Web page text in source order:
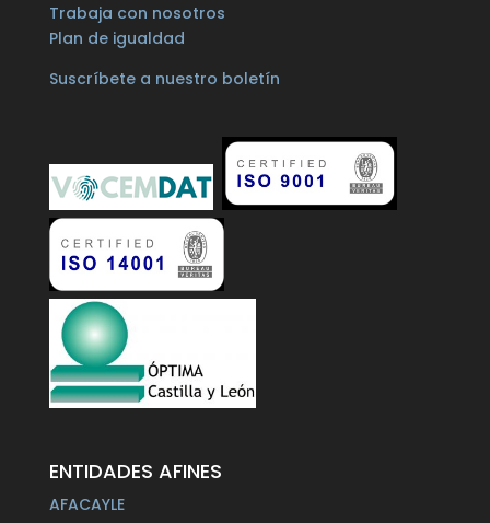
Trabaja con nosotros
Plan de igualdad
Suscríbete a nuestro boletín
ENTIDADES AFINES
AFACAYLE